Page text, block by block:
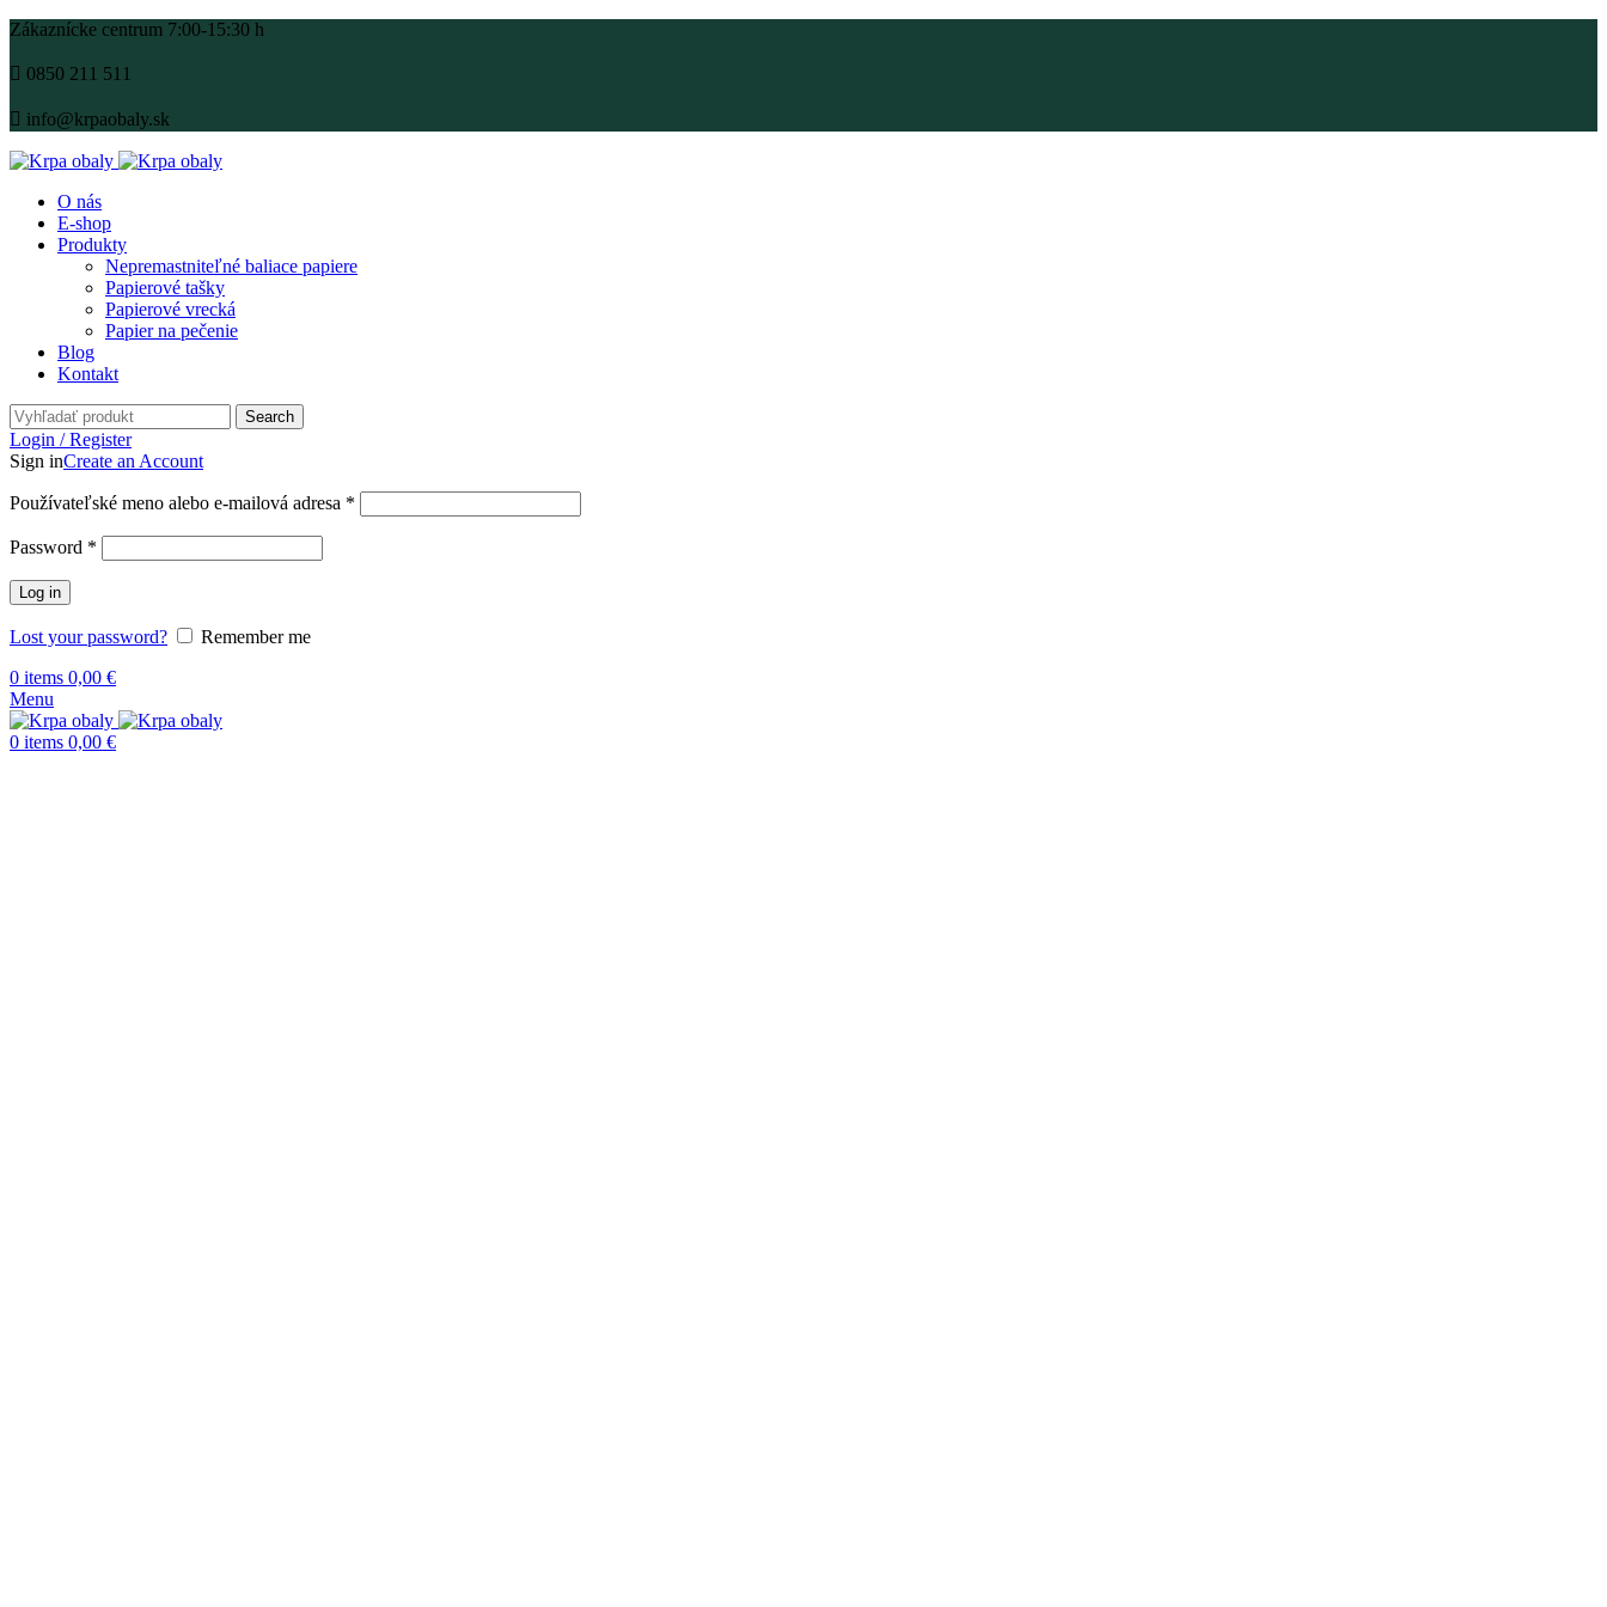
Zákaznícke centrum 7:00-15:30 h
0850 211 511
info@krpaobaly.sk
O nás
E-shop
Produkty
Nepremastniteľné baliace papiere
Papierové tašky
Papierové vrecká
Papier na pečenie
Blog
Kontakt
Search
Login / Register
Sign inCreate an Account
Používateľské meno alebo e-mailová adresa *
Password *
Log in
Lost your password?
Remember me
0 items 0,00 €
Menu
0 items 0,00 €